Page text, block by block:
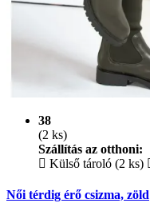
38
(2 ks)
Szállítás az otthoni:
Külső tároló (2 ks)
Női térdig érő csizma, zöld